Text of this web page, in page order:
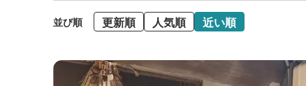
並び順 更新順 人気順 近い順